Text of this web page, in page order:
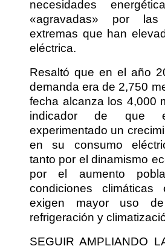
necesidades
«agravadas» por las
extremas que han
eléctrica.
Resaltó que en el año
demanda era de 2,750
fecha alcanza los 4,000
indicador de que
experimentado un
en su consumo
tanto por el dinamismo
por el aumento
condiciones climáticas
exigen mayor uso
refrigeración y
SEGUIR AMPLIANDO